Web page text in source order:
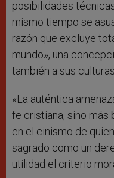
posibilidades
mismo tiempo se
razón que excluye
mundo», una
también a sus
«La auténtica
fe cristiana, sino más
en el cinismo de
sagrado como un
utilidad el criterio